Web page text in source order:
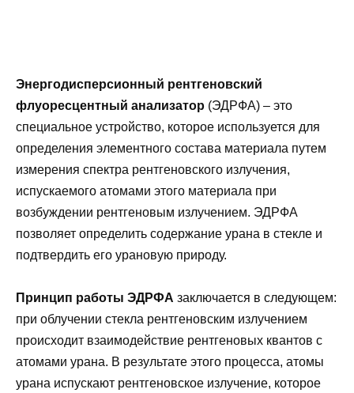
Энергодисперсионный рентгеновский
флуоресцентный анализатор (ЭДРФА) – это
специальное устройство, которое используется для
определения элементного состава материала путем
измерения спектра рентгеновского излучения,
испускаемого атомами этого материала при
возбуждении рентгеновым излучением. ЭДРФА
позволяет определить содержание урана в стекле и
подтвердить его урановую природу.
Принцип работы ЭДРФА заключается в следующем:
при облучении стекла рентгеновским излучением
происходит взаимодействие рентгеновых квантов с
атомами урана. В результате этого процесса, атомы
урана испускают рентгеновское излучение, которое